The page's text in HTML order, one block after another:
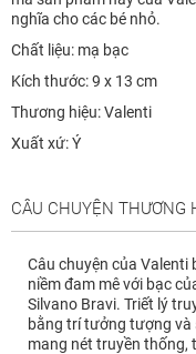
nghĩa cho các bé nhỏ.
Chất liệu: mạ bạc
Kích thước: 9 x 13 cm
Thương hiệu: Valenti
Xuất xứ: Ý
CÂU CHUYỆN THƯƠNG
Câu chuyện của Valenti
niềm đam mê với bạc
Silvano Bravi. Triết lý
bằng trí tưởng tượng và
mang nét truyền thống,